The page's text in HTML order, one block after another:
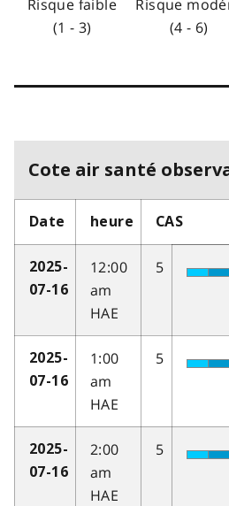
Risque faible
(1 - 3)
Risque
(4 - 6)
Cote air santé
Date heure CAS
2025-
07-16
12:00
am
HAE
5
2025-
07-16
1:00
am
HAE
5
2025-
07-16
2:00
am
HAE
5